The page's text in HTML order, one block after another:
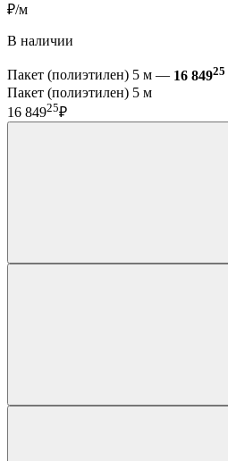
₽/м
В наличии
Пакет (полиэтилен) 5 м — 16 84925
Пакет (полиэтилен) 5 м
16 84925₽